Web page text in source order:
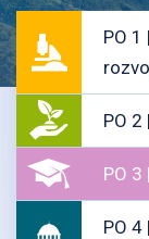
PO
PO
PO
PO